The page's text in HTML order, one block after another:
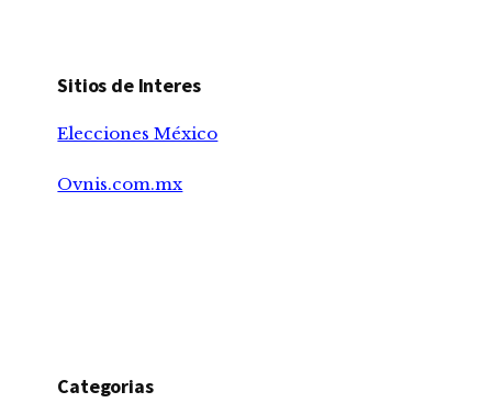
Sitios de Interes
Elecciones México
Ovnis.com.mx
Categorias